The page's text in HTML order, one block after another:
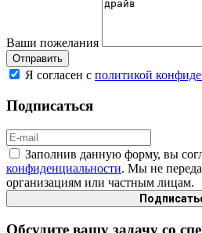
Ваши пожелания
Я согласен с политикой
Подписаться
Заполнив данную форму, вы
конфиденциальности. Мы не
организациям или частным лицам.